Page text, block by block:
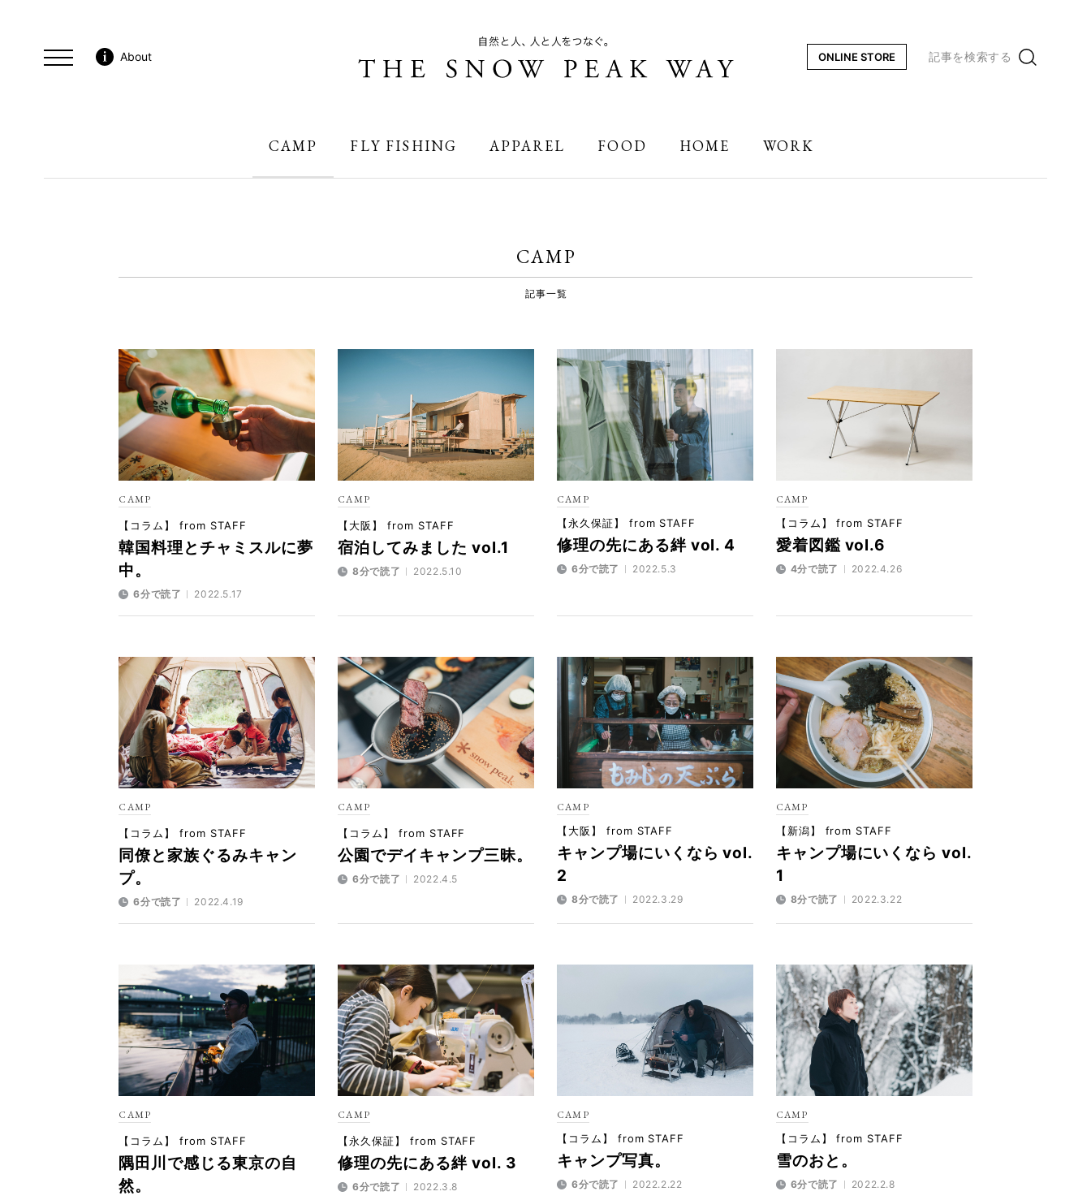
About ONLINE STORE 記事を検索する
CAMP FLY FISHING APPAREL FOOD HOME WORK
CAMP
記事一覧
CAMP
【コラム】 from STAFF
韓国料理とチャミスルに夢
中。
6分で読了 2022.5.17
CAMP
【大阪】 from STAFF
宿泊してみました vol.1
8分で読了 2022.5.10
CAMP
【永久保証】 from STAFF
修理の先にある絆 vol. 4
6分で読了 2022.5.3
CAMP
【コラム】 from STAFF
愛着図鑑 vol.6
4分で読了 2022.4.26
CAMP
【コラム】 from STAFF
同僚と家族ぐるみキャン
プ。
6分で読了 2022.4.19
CAMP
【コラム】 from STAFF
公園でデイキャンプ三昧。
6分で読了 2022.4.5
CAMP
【大阪】 from STAFF
キャンプ場にいくなら vol.
2
8分で読了 2022.3.29
CAMP
【新潟】 from STAFF
キャンプ場にいくなら vol.
1
8分で読了 2022.3.22
CAMP
【コラム】 from STAFF
隅田川で感じる東京の自
然。
CAMP
【永久保証】 from STAFF
修理の先にある絆 vol. 3
6分で読了 2022.3.8
CAMP
【コラム】 from STAFF
キャンプ写真。
6分で読了 2022.2.22
CAMP
【コラム】 from STAFF
雪のおと。
6分で読了 2022.2.8